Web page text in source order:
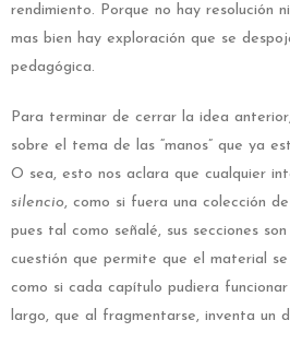
rendimiento. Porque no hay resolución
mas bien hay exploración que se
pedagógica.
Para terminar de cerrar la idea
sobre el tema de las “manos” que ya
O sea, esto nos aclara que cualquier
silencio, como si fuera una colección
pues tal como señalé, sus secciones
cuestión que permite que el material
como si cada capítulo pudiera
largo, que al fragmentarse, inventa un